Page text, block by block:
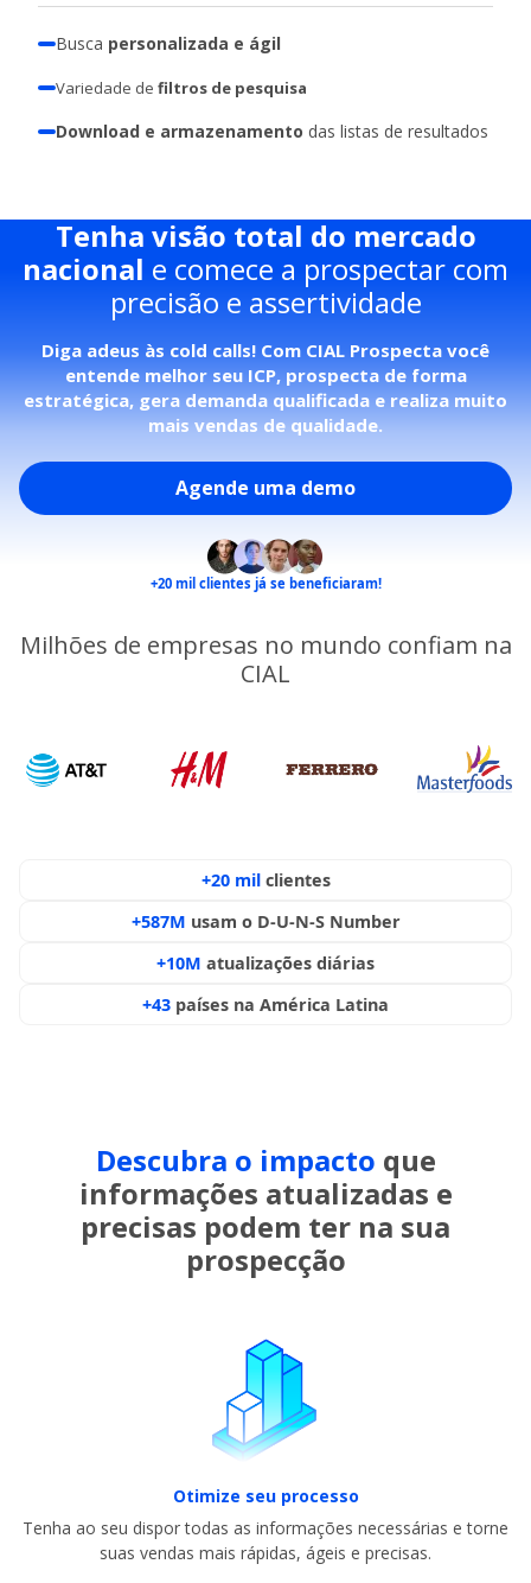
Busca personalizada e ágil
Variedade defiltros de pesquisa
Download e armazenamento das listas de resultados
Tenha visão total do mercado
nacional e comece a prospectar com
precisão e assertividade
Diga adeus às cold calls! Com CIAL Prospecta você
entende melhor seu ICP, prospecta de forma
estratégica, gera demanda qualificada e realiza muito
mais vendas de qualidade.
Agende uma demo
+20 milclientes já se beneficiaram!
Milhões de empresas no mundo confiam na
CIAL
+20 milclientes
+587M usam o D-U-N-S Number
+10M atualizações diárias
+43 países na América Latina
Descubra o impacto que
informações atualizadas e
precisas podem ter na sua
prospecção
Otimize seu processo
Tenha ao seu dispor todas as informações necessárias e torne
suas vendas mais rápidas, ágeis e precisas.